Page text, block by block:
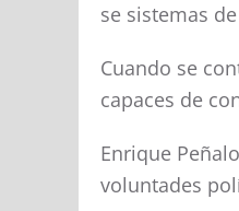
se sistemas
Cuando se
capaces de
Enrique
voluntades